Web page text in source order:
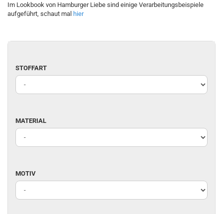
Im Lookbook von Hamburger Liebe sind einige Verarbeitungsbeispiele
aufgeführt, schaut mal hier
STOFFART
STOFFART
MATERIAL
MATERIAL
MOTIV
MOTIV